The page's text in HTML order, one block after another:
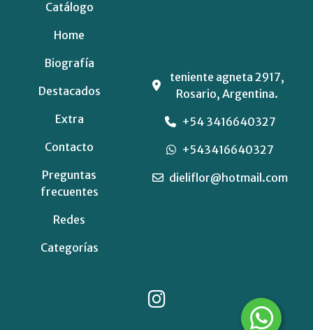
Catálogo
Home
Biografía
Destacados
Extra
Contacto
Preguntas
frecuentes
Redes
Categorías
teniente agneta 2917,
Rosario, Argentina.
+54 3416640327
+543416640327
dieliflor@hotmail.com